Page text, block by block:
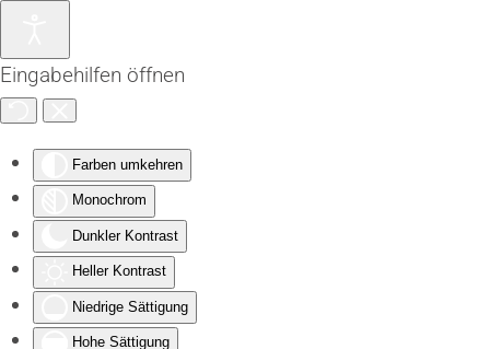
Eingabehilfen öffnen
Farben umkehren
Monochrom
Dunkler Kontrast
Heller Kontrast
Niedrige Sättigung
Hohe Sättigung
Zum Hauptinhalt springen